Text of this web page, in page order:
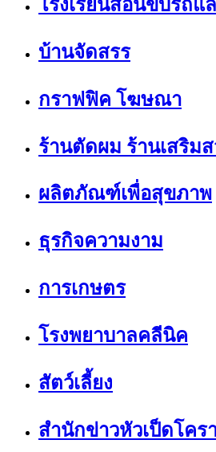
โรงเรียนสอนขับรถแ
บ้านจัดสรร
กราฟฟิค โฆษณา
ร้านตัดผม ร้านเสริม
ผลิตภัณฑ์เพื่อสุขภาพ
ธุรกิจความงาม
การเกษตร
โรงพยาบาลคลีนิค
สัตว์เลี้ยง
สำนักข่าวหัวเป็ดโคร